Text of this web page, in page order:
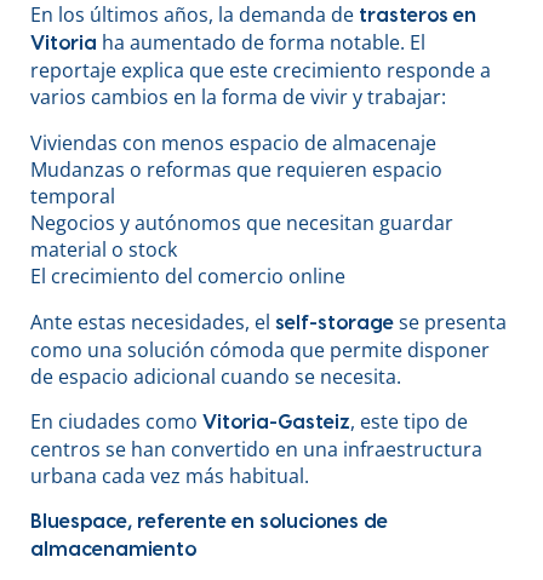
En los últimos años, la demanda de trasteros en
Vitoria ha aumentado de forma notable. El
reportaje explica que este crecimiento responde a
varios cambios en la forma de vivir y trabajar:
Viviendas con menos espacio de almacenaje
Mudanzas o reformas que requieren espacio
temporal
Negocios y autónomos que necesitan guardar
material o stock
El crecimiento del comercio online
Ante estas necesidades, el self-storage se presenta
como una solución cómoda que permite disponer
de espacio adicional cuando se necesita.
En ciudades como Vitoria-Gasteiz, este tipo de
centros se han convertido en una infraestructura
urbana cada vez más habitual.
Bluespace, referente en soluciones de
almacenamiento